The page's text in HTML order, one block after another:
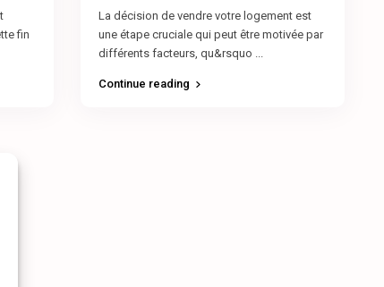
fin
La décision de vendre votre logement est
une étape cruciale qui peut être motivée par
différents facteurs, qu&rsquo
Continue reading